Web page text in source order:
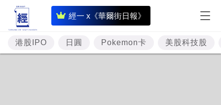
經一 x《華爾街日報》
即
時
財
經
港股IPO 日圓 Pokemon卡 美股科技股